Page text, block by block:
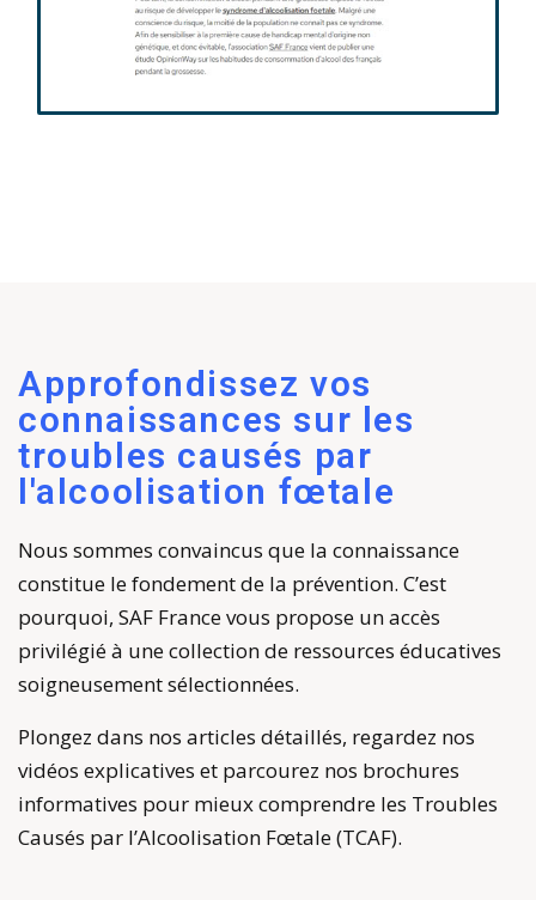
Approfondissez vos
connaissances sur les
troubles causés par
l'alcoolisation fœtale
Nous sommes convaincus que la connaissance
constitue le fondement de la prévention. C’est
pourquoi, SAF France vous propose un accès
privilégié à une collection de ressources éducatives
soigneusement sélectionnées.
Plongez dans nos articles détaillés, regardez nos
vidéos explicatives et parcourez nos brochures
informatives pour mieux comprendre les Troubles
Causés par l’Alcoolisation Fœtale (TCAF).